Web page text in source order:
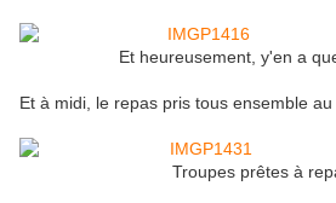
Et heureusement, y'en a
Et à midi, le repas pris tous ensemble
Troupes prêtes à